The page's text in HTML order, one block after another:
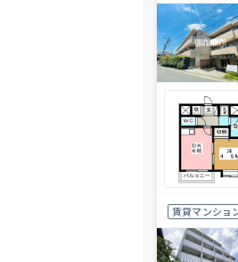
賃貸マンショ